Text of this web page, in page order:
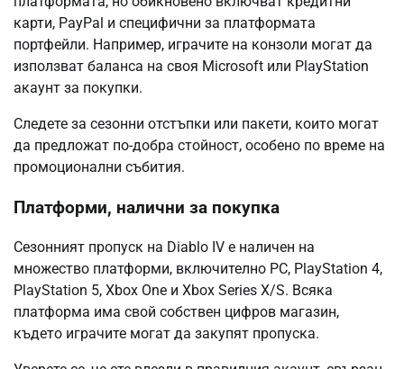
карти, PayPal и специфични за платформата
портфейли. Например, играчите на конзоли могат да
използват баланса на своя Microsoft или PlayStation
акаунт за покупки.
Следете за сезонни отстъпки или пакети, които могат
да предложат по-добра стойност, особено по време на
промоционални събития.
Платформи, налични за покупка
Сезонният пропуск на Diablo IV е наличен на
множество платформи, включително PC, PlayStation 4,
PlayStation 5, Xbox One и Xbox Series X/S. Всяка
платформа има свой собствен цифров магазин,
където играчите могат да закупят пропуска.